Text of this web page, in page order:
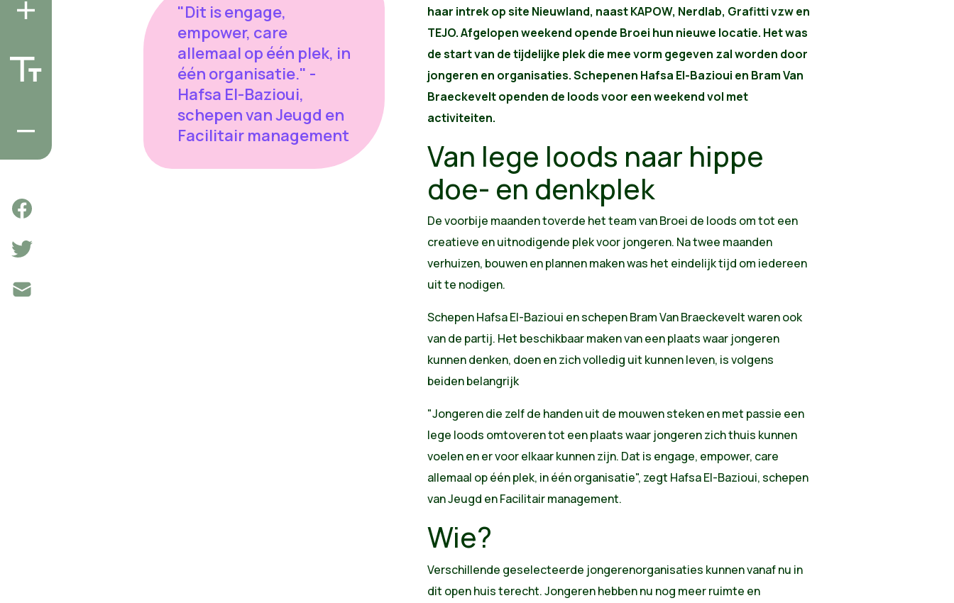
"Dit is engage,
empower, care
allemaal op één plek, in
één organisatie." -
Hafsa El-Bazioui,
schepen van Jeugd en
Facilitair management
haar intrek op site Nieuwland, naast KAPOW, Nerdlab, Grafitti vzw en
TEJO. Afgelopen weekend opende Broei hun nieuwe locatie. Het was
de start van de tijdelijke plek die mee vorm gegeven zal worden door
jongeren en organisaties. Schepenen Hafsa El-Bazioui en Bram Van
Braeckevelt openden de loods voor een weekend vol met
activiteiten.
Van lege loods naar hippe
doe- en denkplek
De voorbije maanden toverde het team van Broei de loods om tot een
creatieve en uitnodigende plek voor jongeren. Na twee maanden
verhuizen, bouwen en plannen maken was het eindelijk tijd om iedereen
uit te nodigen.
Schepen Hafsa El-Bazioui en schepen Bram Van Braeckevelt waren ook
van de partij. Het beschikbaar maken van een plaats waar jongeren
kunnen denken, doen en zich volledig uit kunnen leven, is volgens
beiden belangrijk
"Jongeren die zelf de handen uit de mouwen steken en met passie een
lege loods omtoveren tot een plaats waar jongeren zich thuis kunnen
voelen en er voor elkaar kunnen zijn. Dat is engage, empower, care
allemaal op één plek, in één organisatie", zegt Hafsa El-Bazioui, schepen
van Jeugd en Facilitair management.
Wie?
Verschillende geselecteerde jongerenorganisaties kunnen vanaf nu in
dit open huis terecht. Jongeren hebben nu nog meer ruimte en